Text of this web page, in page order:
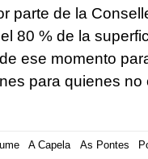
parte de la
80 % de la
ese momento
para quienes
A Capela As Pontes